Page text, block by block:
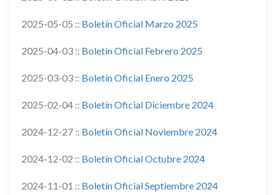
2025-05-05 :: Boletín Oficial Marzo 2025
2025-04-03 :: Boletín Oficial Febrero 2025
2025-03-03 :: Boletín Oficial Enero 2025
2025-02-04 :: Boletín Oficial Diciembre 2024
2024-12-27 :: Boletín Oficial Noviembre 2024
2024-12-02 :: Boletín Oficial Octubre 2024
2024-11-01 :: Boletín Oficial Septiembre 2024